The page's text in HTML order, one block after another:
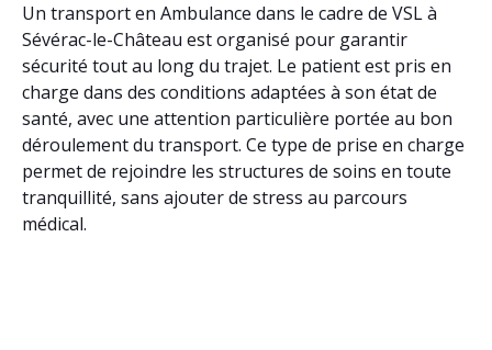
Un transport en Ambulance dans le cadre de VSL à
Sévérac-le-Château est organisé pour garantir
sécurité tout au long du trajet. Le patient est pris en
charge dans des conditions adaptées à son état de
santé, avec une attention particulière portée au bon
déroulement du transport. Ce type de prise en charge
permet de rejoindre les structures de soins en toute
tranquillité, sans ajouter de stress au parcours
médical.